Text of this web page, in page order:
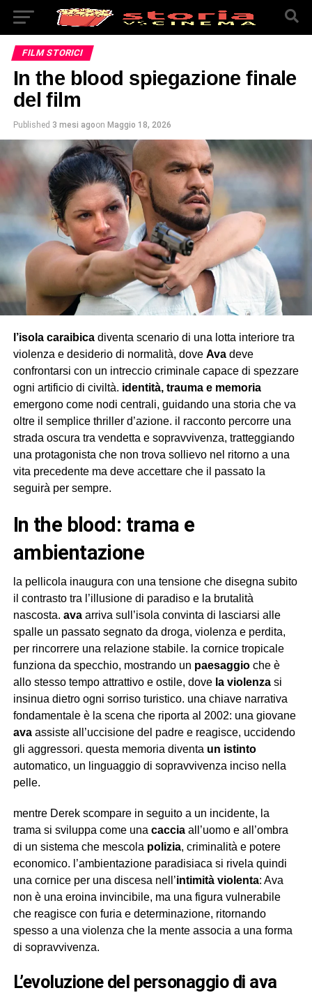
FILM STORICI
In the blood spiegazione finale
del film
Published 3 mesi agoon Maggio 18, 2026
l’isola caraibicadiventa scenario di una lotta interiore tra
violenza e desiderio di normalità, dove Avadeve
confrontarsi con un intreccio criminale capace di spezzare
ogni artificio di civiltà. identità, trauma e memoria
emergono come nodi centrali, guidando una storia che va
oltre il semplice thriller d’azione. il racconto percorre una
strada oscura tra vendetta e sopravvivenza, tratteggiando
una protagonista che non trova sollievo nel ritorno a una
vita precedente ma deve accettare che il passato la
seguirà per sempre.
in the blood: trama e
ambientazione
la pellicola inaugura con una tensione che disegna subito
il contrasto tra l’illusione di paradiso e la brutalità
nascosta. avaarriva sull’isola convinta di lasciarsi alle
spalle un passato segnato da droga, violenza e perdita,
per rincorrere una relazione stabile. la cornice tropicale
funziona da specchio, mostrando un paesaggioche è
allo stesso tempo attrattivo e ostile, dove la violenzasi
insinua dietro ogni sorriso turistico. una chiave narrativa
fondamentale è la scena che riporta al 2002: una giovane
avaassiste all’uccisione del padre e reagisce, uccidendo
gli aggressori. questa memoria diventa un istinto
automatico, un linguaggio di sopravvivenza inciso nella
pelle.
mentre Derek scompare in seguito a un incidente, la
trama si sviluppa come una cacciaall’uomo e all’ombra
di un sistema che mescola polizia, criminalità e potere
economico. l’ambientazione paradisiaca si rivela quindi
una cornice per una discesa nell’intimità violenta: Ava
non è una eroina invincibile, ma una figura vulnerabile
che reagisce con furia e determinazione, ritornando
spesso a una violenza che la mente associa a una forma
di sopravvivenza.
l’evoluzione del personaggio di ava